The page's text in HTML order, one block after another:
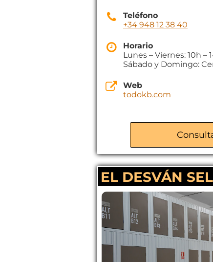
Teléfono
+34 948 12 38 40
Horario
Lunes – Viernes: 10h –
Sábado y Domingo:
Web
todokb.com
EL DESVÁN